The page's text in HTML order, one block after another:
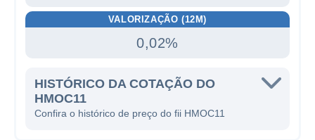
VALORIZAÇÃO (12M)
0,02%
HISTÓRICO DA COTAÇÃO DO
HMOC11
Confira o histórico de preço do fii HMOC11